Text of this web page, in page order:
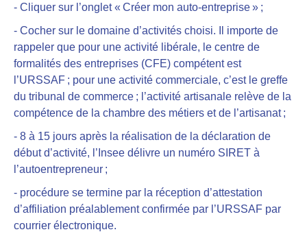
- Cliquer sur l’onglet « Créer mon auto-entreprise » ;
- Cocher sur le domaine d’activités choisi. Il importe de
rappeler que pour une activité libérale, le centre de
formalités des entreprises (CFE) compétent est
l’URSSAF ; pour une activité commerciale, c’est le greffe
du tribunal de commerce ; l’activité artisanale relève de la
compétence de la chambre des métiers et de l’artisanat ;
- 8 à 15 jours après la réalisation de la déclaration de
début d’activité, l’Insee délivre un numéro SIRET à
l’autoentrepreneur ;
- procédure se termine par la réception d’attestation
d’affiliation préalablement confirmée par l’URSSAF par
courrier électronique.